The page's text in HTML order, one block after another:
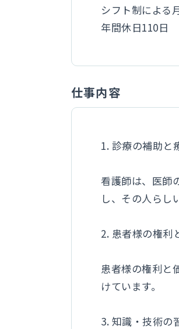
シフト制による
年間休日110日
仕事内容
1. 診療の補助と
看護師は、医師
し、その人らし
2. 患者様の権利
患者様の権利と
けています。
3. 知識・技術の